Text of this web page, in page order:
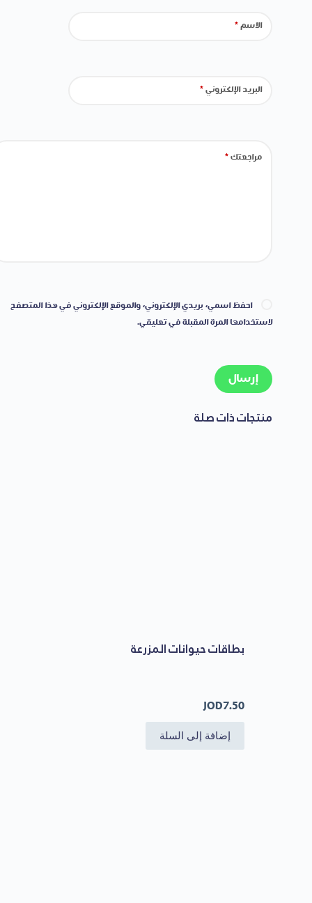
الاسم*
البريد الإلكتروني*
مراجعتك*
احفظ اسمي، بريدي الإلكتروني، والموقع الإلكتروني في هذا المتصفح
لاستخدامها المرة المقبلة في تعليقي.
إرسال
منتجات ذات صلة
بطاقات حيوانات المزرعة
JOD7.50
إضافة إلى السلة